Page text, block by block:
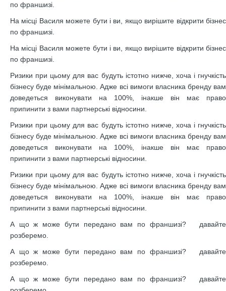
по франшизі.
На місці Василя можете бути і ви, якщо вирішите відкрити бізнес
по франшизі.
На місці Василя можете бути і ви, якщо вирішите відкрити бізнес
по франшизі.
Ризики при цьому для вас будуть істотно нижче, хоча і гнучкість
бізнесу буде мінімальною. Адже всі вимоги власника бренду вам
доведеться виконувати на 100%, інакше він має право
припинити з вами партнерські відносини.
Ризики при цьому для вас будуть істотно нижче, хоча і гнучкість
бізнесу буде мінімальною. Адже всі вимоги власника бренду вам
доведеться виконувати на 100%, інакше він має право
припинити з вами партнерські відносини.
Ризики при цьому для вас будуть істотно нижче, хоча і гнучкість
бізнесу буде мінімальною. Адже всі вимоги власника бренду вам
доведеться виконувати на 100%, інакше він має право
припинити з вами партнерські відносини.
А що ж може бути передано вам по франшизі? давайте
розберемо.
А що ж може бути передано вам по франшизі? давайте
розберемо.
А що ж може бути передано вам по франшизі? давайте